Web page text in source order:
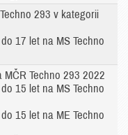
293 v kategorii
17 let na MS Techno
Techno 293 2022
15 let na MS Techno
15 let na ME Techno